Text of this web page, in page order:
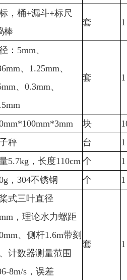
，桶+漏斗+标尺
棒
套 1
：5mm、
、1.25mm、
、0.3mm、
套 1
块
秤 台
1
5.7kg，长度110cm个
1
，304不锈钢 个 1
式三叶直径
，理论水力螺距
、侧杆1.6m带刻
计数器测量范围
8m/s，误差
套 1